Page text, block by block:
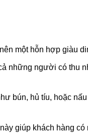
một hỗn hợp giàu
những người có thu
bún, hủ tíu, hoặc
giúp khách hàng